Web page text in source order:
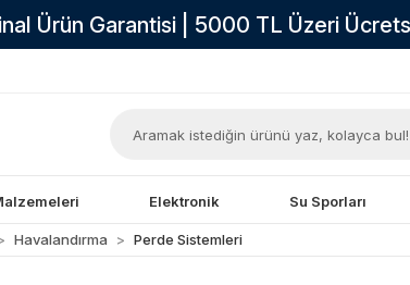
Ürün Garantisi | 5000 TL Üzeri
Elektronik Su Sporları
Havalandırma Perde Sistemleri